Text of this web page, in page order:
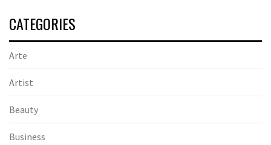
CATEGORIES
Arte
Artist
Beauty
Business